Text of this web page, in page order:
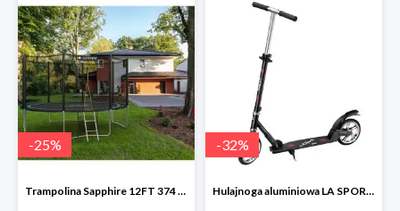
-25%
Trampolina Sapphire 12FT 374 cm + drabinka GRATISY
-32%
Hulajnoga aluminiowa LA SPORTS Swift -32%